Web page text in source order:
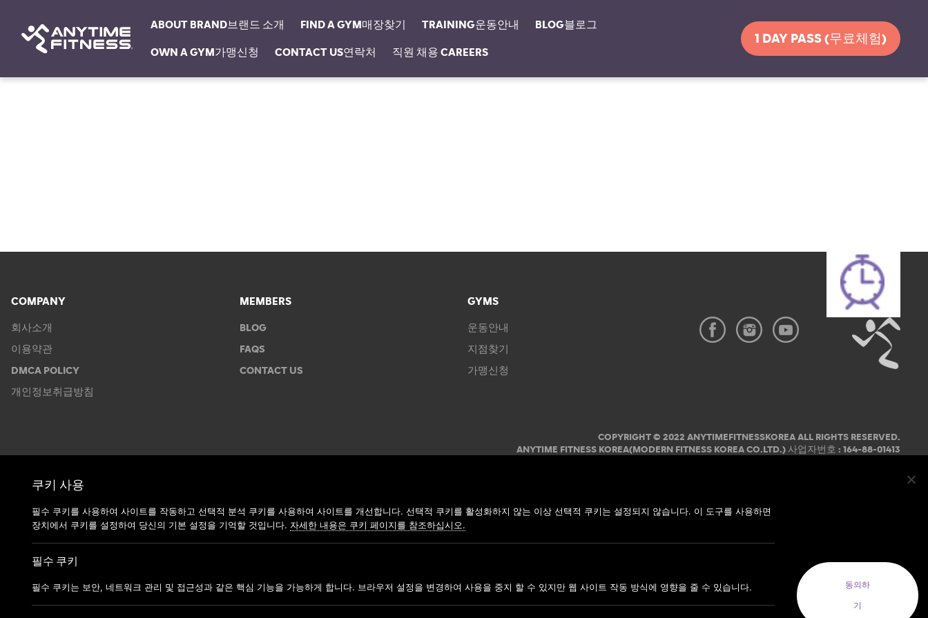
ABOUT BRAND브랜드 소개 FIND A GYM매장찾기 TRAINING운동안내 BLOG블로그
OWN A GYM가맹신청 CONTACT US연락처 직원 채용 CAREERS
1 DAY PASS (무료체험)
COMPANY
회사소개
이용약관
DMCA POLICY
개인정보취급방침
MEMBERS
BLOG
FAQS
CONTACT US
GYMS
운동안내
지점찾기
가맹신청
COPYRIGHT © 2022 ANYTIMEFITNESSKOREA ALL RIGHTS RESERVED.
ANYTIME FITNESS KOREA(MODERN FITNESS KOREA CO.LTD.) 사업자번호 : 164-88-01413
쿠키 사용
필수 쿠키를 사용하여 사이트를 작동하고 선택적 분석 쿠키를 사용하여 사이트를 개선합니다. 선택적 쿠키를 활성화하지 않는 이상 선택적 쿠키는 설정되지 않습니다. 이 도구를 사용하면
장치에서 쿠키를 설정하여 당신의 기본 설정을 기억할 것입니다. 자세한 내용은 쿠키 페이지를 참조하십시오.
필수 쿠키
필수 쿠키는 보안, 네트워크 관리 및 접근성과 같은 핵심 기능을 가능하게 합니다. 브라우저 설정을 변경하여 사용을 중지 할 수 있지만 웹 사이트 작동 방식에 영향을 줄 수 있습니다. 동의하
기